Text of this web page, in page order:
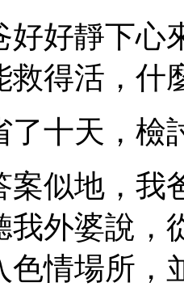
好好靜下心
救得活，什
了十天，檢
案似地，我
我外婆說，
色情場所，